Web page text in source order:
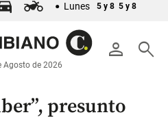
Lunes 5 y 8 5 y 8
person search
Agosto de 2026
presunto